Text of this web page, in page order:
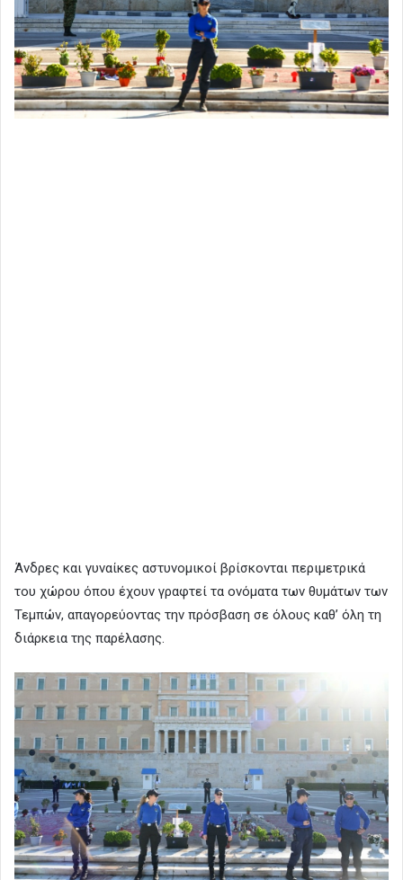
Άνδρες και γυναίκες αστυνομικοί βρίσκονται περιμετρικά
του χώρου όπου έχουν γραφτεί τα ονόματα των θυμάτων των
Τεμπών, απαγορεύοντας την πρόσβαση σε όλους καθ’ όλη τη
διάρκεια της παρέλασης.